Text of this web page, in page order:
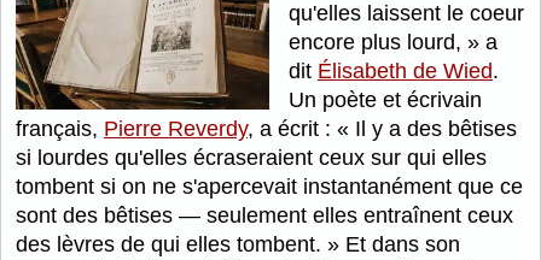
qu'elles laissent le coeur
encore plus lourd,
a
dit Élisabeth de Wied.
Un poète et écrivain
français, Pierre Reverdy, a écrit :
Il y a des bêtises
si lourdes qu'elles écraseraient ceux sur qui elles
tombent si on ne s'apercevait instantanément que ce
sont des bêtises — seulement elles entraînent ceux
des lèvres de qui elles tombent.
Et dans son